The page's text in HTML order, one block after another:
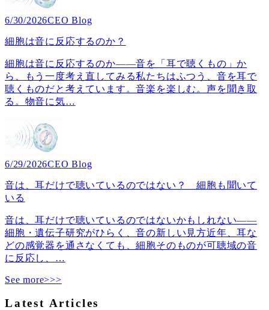
6/30/2026CEO Blog
細胞は音に反応するのか？
細胞は音に反応するのか――音を「耳で聴くもの」か
ら、もう一度考え直してみる私たちはふつう、音を耳で
聴くものだと考えています。音楽を楽しむ。声を聞き取
る。物音に気…
6/29/2026CEO Blog
音は、耳だけで聴いているのではない？ 細胞も聞いて
いる
音は、耳だけで聴いているのではないかもしれない――
細胞・遺伝子研究がひらく、音の新しい見方近年、耳な
どの感覚器を通さなくても、細胞そのものが可聴域の音
に反応し、 …
See more>>>
Latest Articles